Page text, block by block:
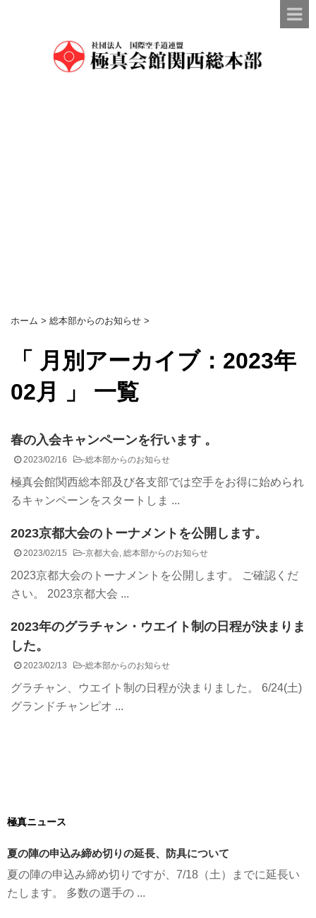
ホーム > 総本部からのお知らせ >
「 月別アーカイブ：2023年
02月 」 一覧
春の入会キャンペーンを行います 。
2023/02/16 -総本部からのお知らせ
極真会館関西総本部及び各支部では空手をお得に始められ
るキャンペーンをスタートしま ...
2023京都大会のトーナメントを公開します。
2023/02/15 -京都大会 総本部からのお知らせ
2023京都大会のトーナメントを公開します。 ご確認くだ
さい。 2023京都大会 ...
2023年のグラチャン・ウエイト制の日程が決まりま
した。
2023/02/13 -総本部からのお知らせ
グラチャン、ウエイト制の日程が決まりました。 6/24(土)
グランドチャンピオ ...
極真ニュース
夏の陣の申込み締め切りの延長、防具について
夏の陣の申込み締め切りですが、7/18（土）までに延長い
たします。 多数の選手の ...